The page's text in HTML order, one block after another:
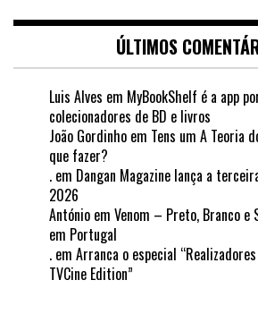
ÚLTIMOS
Luis Alves em MyBookShelf é a app
colecionadores de BD e livros
João Gordinho em Tens um A Teoria
que fazer?
. em Dangan Magazine lança a
2026
António em Venom – Preto, Branco e
em Portugal
. em Arranca o especial
TVCine Edition”